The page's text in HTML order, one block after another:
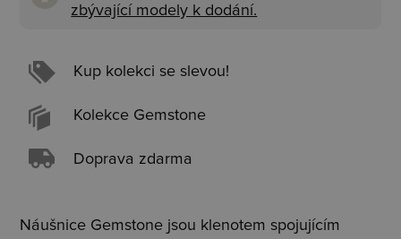
zbývající modely k dodání.
Kup kolekci se slevou!
Kolekce Gemstone
Doprava zdarma
Náušnice Gemstone jsou klenotem spojujícím